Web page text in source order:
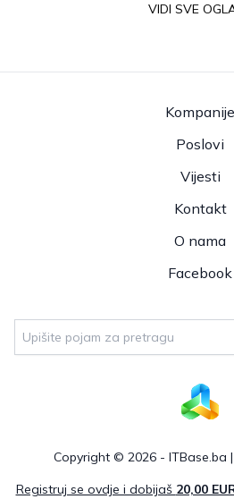
VIDI SVE
Kompanije
Poslovi
Vijesti
Kontakt
O nama
Facebook
Copyright © 2026 - ITBase.ba |
Registruj se ovdje i dobijaš 20,00